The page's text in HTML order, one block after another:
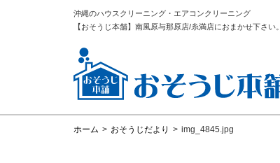
沖縄のハウスクリーニング・エアコンクリーニング
【おそうじ本舗】南風原与那原店/糸満店におまかせ下さい。
ホーム > おそうじだより > img_4845.jpg